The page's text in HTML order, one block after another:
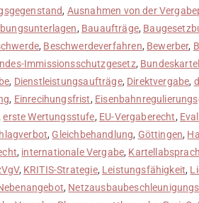
, Ausnahmen von der
, Bauaufträge,
, Beschwerdeverfahren, Bewerber,
Immissionsschutzgesetz,
, Dienstleistungsaufträge, Direktvergabe,
, Einrecihungsfrist,
erste Wertungsstufe, EU-Vergaberecht,
, Gleichbehandlung, Göttingen,
, internationale Vergabe,
, KRITIS-Strategie, Leistungsfähigkeit,
,